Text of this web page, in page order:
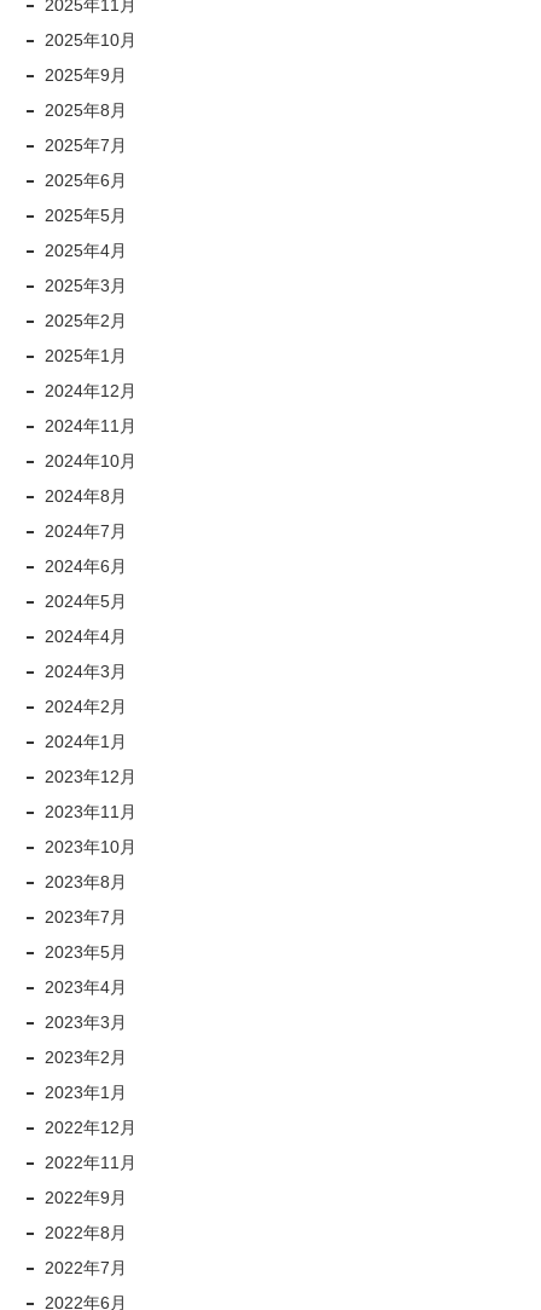
2025年11月
2025年10月
2025年9月
2025年8月
2025年7月
2025年6月
2025年5月
2025年4月
2025年3月
2025年2月
2025年1月
2024年12月
2024年11月
2024年10月
2024年8月
2024年7月
2024年6月
2024年5月
2024年4月
2024年3月
2024年2月
2024年1月
2023年12月
2023年11月
2023年10月
2023年8月
2023年7月
2023年5月
2023年4月
2023年3月
2023年2月
2023年1月
2022年12月
2022年11月
2022年9月
2022年8月
2022年7月
2022年6月